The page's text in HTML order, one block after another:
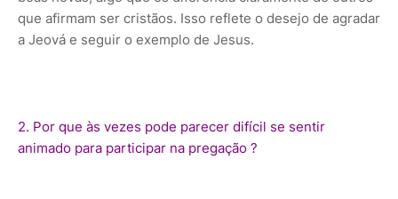
que afirmam ser cristãos. Isso reflete o desejo de agradar
a Jeová e seguir o exemplo de Jesus.
2. Por que às vezes pode parecer difícil se sentir
animado para participar na pregação ?